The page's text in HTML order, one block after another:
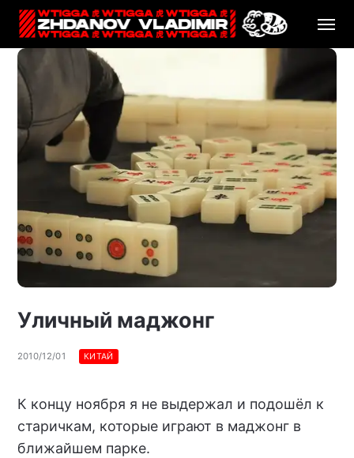
Уличный маджонг
2010/12/01 КИТАЙ
К концу ноября я не выдержал и подошёл к
старичкам, которые играют в маджонг в
ближайшем парке.